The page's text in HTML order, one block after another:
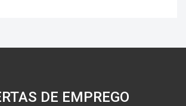
DE EMPREGO